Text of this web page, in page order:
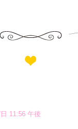
11:56 午後